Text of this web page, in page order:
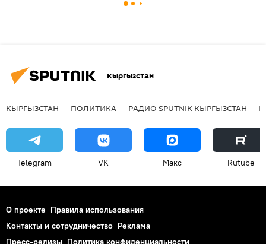
Кыргызстан
КЫРГЫЗСТАН ПОЛИТИКА РАДИО SPUTNIK КЫРГЫЗСТАН
Telegram VK Макс Rutube
О проекте Правила использования
Контакты и сотрудничество Реклама
Пресс-релизы Политика конфиденциальности